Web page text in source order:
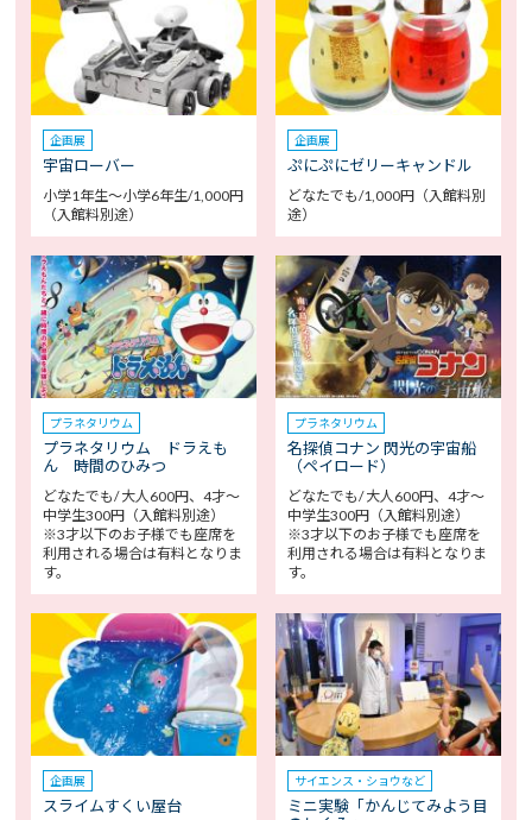
企画展
宇宙ローバー
小学1年生～小学6年生/1,000円
（入館料別途）
企画展
ぷにぷにゼリーキャンドル
どなたでも/1,000円（入館料別
途）
プラネタリウム
プラネタリウム ドラえも
ん 時間のひみつ
どなたでも/ 大人600円、4才～
中学生300円（入館料別途）
※3才以下のお子様でも座席を
利用される場合は有料となりま
す。
プラネタリウム
名探偵コナン 閃光の宇宙船
（ペイロード）
どなたでも/ 大人600円、4才～
中学生300円（入館料別途）
※3才以下のお子様でも座席を
利用される場合は有料となりま
す。
企画展
スライムすくい屋台
サイエンス・ショウなど
ミニ実験「かんじてみよう目